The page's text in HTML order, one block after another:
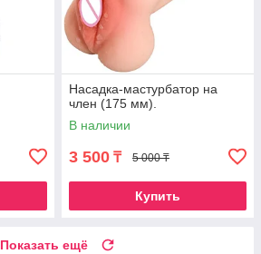
Насадка-мастурбатор на
член (175 мм).
В наличии
3 500 ₸ 5 000 ₸
Купить
Показать ещё